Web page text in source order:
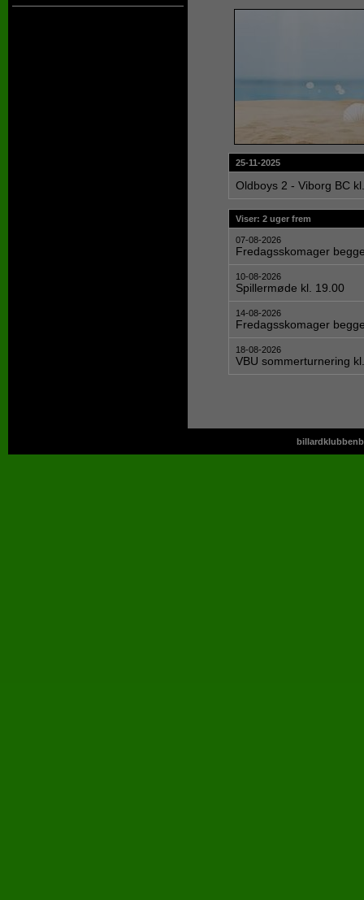
25-11-2025
Oldboys 2 - Viborg BC
Viser: 2 uger frem
07-08-2026
Fredagsskomager
10-08-2026
Spillermøde kl. 19.00
14-08-2026
Fredagsskomager
18-08-2026
VBU sommerturnering